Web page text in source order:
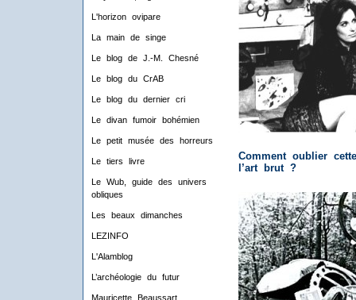
L'horizon ovipare
La main de singe
Le blog de J.-M. Chesné
Le blog du CrAB
Le blog du dernier cri
Le divan fumoir bohémien
Le petit musée des horreurs
Le tiers livre
Le Wub, guide des univers
obliques
Les beaux dimanches
LEZINFO
L'Alamblog
L’archéologie du futur
Mauricette Beaussart
Comment oublier
l’art brut ?